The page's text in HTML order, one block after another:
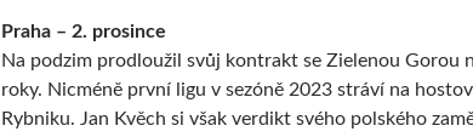
Praha – 2. prosince
Na podzim prodloužil svůj kontrakt se Zielenou Gorou
roky. Nicméně první ligu v sezóně 2023 stráví na
Rybniku. Jan Kvěch si však verdikt svého polského